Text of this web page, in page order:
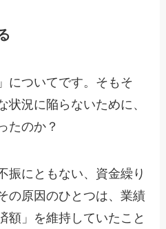
についてです。そもそ
状況に陥らないために、
たのか？
振にともない、資金繰り
の原因のひとつは、業績
額」を維持していたこと